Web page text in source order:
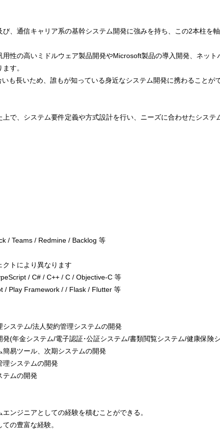
、通信キャリア系の基幹システム開発に強みを持ち、この2本柱を
性の高いミドルウェア製品開発やMicrosoft製品の導入開発、ネッ
す。
も長いため、誰もが知っている身近なシステム開発に携わることが
で、システム要件定義や方式設計を行い、ニーズに合わせたシステ
/ Teams / Redmine / Backlog 等
トにより異なります
/ C# / C++ / C / Objective-C 等
/ Play Framework / / Flask / Flutter 等
ステム/法人契約管理システムの開発
(年金システム/電子認証･公証システム/書類閲覧システム/健康保険
易ツール、次期システムの開発
理システムの開発
テムの開発
ンジニアとしての経験を積むことができる。
の豊富な経験。